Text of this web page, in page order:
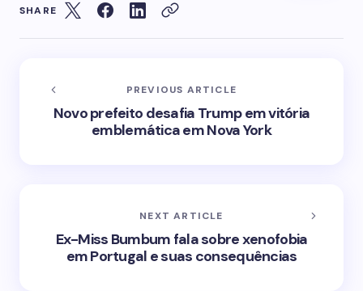
SHARE
PREVIOUS ARTICLE
Novo prefeito desafia Trump em vitória
emblemática em Nova York
NEXT ARTICLE
Ex-Miss Bumbum fala sobre xenofobia
em Portugal e suas consequências